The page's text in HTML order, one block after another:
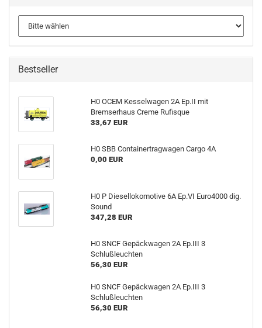
Bestseller
H0 OCEM Kesselwagen 2A Ep.II mit
Bremserhaus Creme Rufisque
33,67 EUR
H0 SBB Containertragwagen Cargo 4A
0,00 EUR
H0 P Diesellokomotive 6A Ep.VI Euro4000 dig.
Sound
347,28 EUR
H0 SNCF Gepäckwagen 2A Ep.III 3
Schlußleuchten
56,30 EUR
H0 SNCF Gepäckwagen 2A Ep.III 3
Schlußleuchten
56,30 EUR